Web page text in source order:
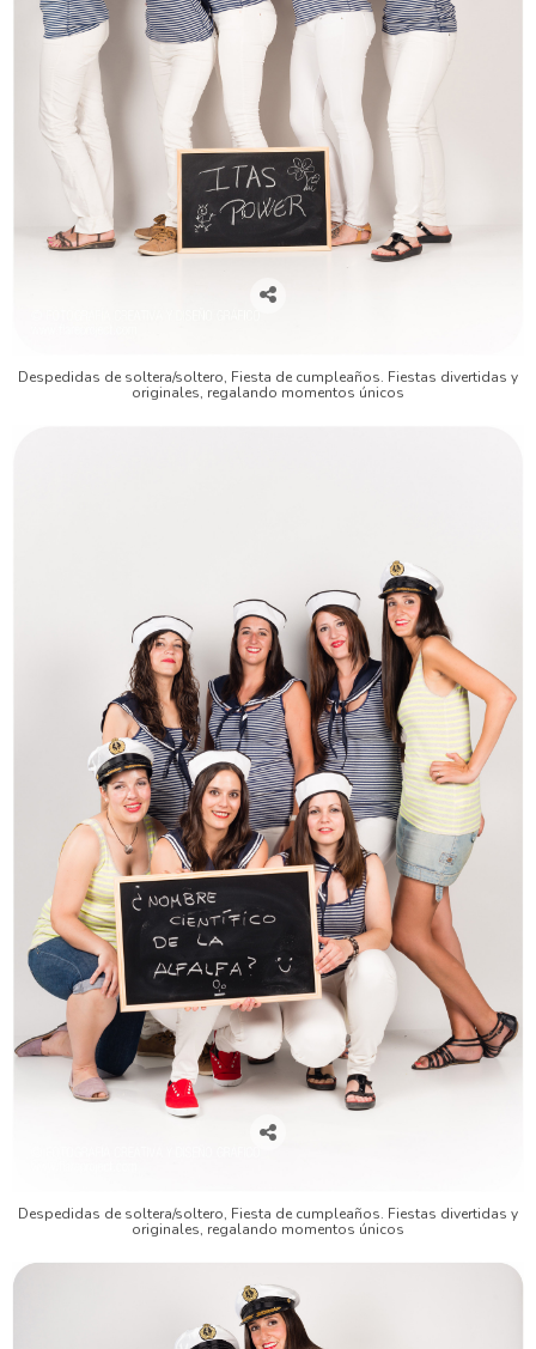
Despedidas de soltera/soltero, Fiesta de cumpleaños. Fiestas divertidas y
originales, regalando momentos únicos
Despedidas de soltera/soltero, Fiesta de cumpleaños. Fiestas divertidas y
originales, regalando momentos únicos